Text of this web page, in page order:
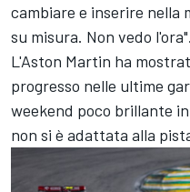
cambiare e inserire nella
su misura. Non vedo l'ora".
L'Aston Martin ha
progresso nelle ultime
weekend poco brillante
non si è adattata alla